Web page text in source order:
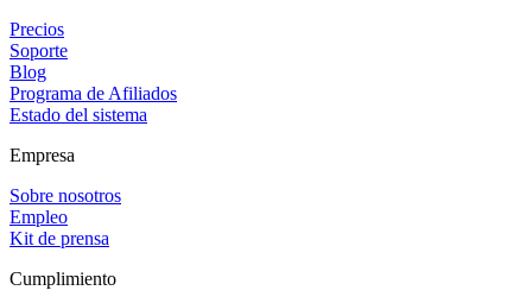
Precios
Soporte
Blog
Programa de Afiliados
Estado del sistema
Empresa
Sobre nosotros
Empleo
Kit de prensa
Cumplimiento